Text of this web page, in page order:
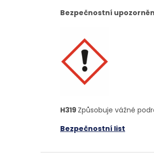
Bezpečnostní
H319 Způsobuje vážné
Bezpečnostní list